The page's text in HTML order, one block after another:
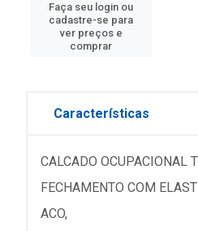
Faça seu login ou
cadastre-se para
ver preços e
comprar
Características
CALCADO OCUPACIONAL
FECHAMENTO COM
ACO,